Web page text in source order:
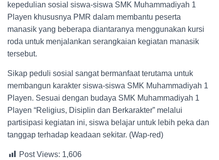
kepedulian sosial siswa-siswa SMK Muhammadiyah 1
Playen khususnya PMR dalam membantu peserta
manasik yang beberapa diantaranya menggunakan kursi
roda untuk menjalankan serangkaian kegiatan manasik
tersebut.
Sikap peduli sosial sangat bermanfaat terutama untuk
membangun karakter siswa-siswa SMK Muhammadiyah 1
Playen. Sesuai dengan budaya SMK Muhammadiyah 1
Playen “Religius, Disiplin dan Berkarakter” melalui
partisipasi kegiatan ini, siswa belajar untuk lebih peka dan
tanggap terhadap keadaan sekitar. (Wap-red)
Post Views: 1,606